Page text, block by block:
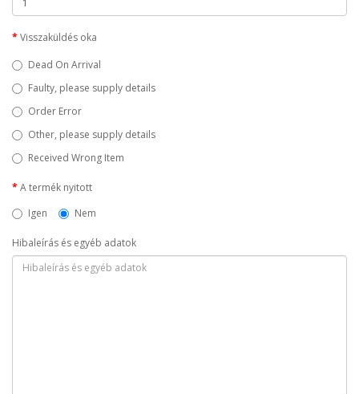
Visszaküldés oka
Dead On Arrival
Faulty, please supply details
Order Error
Other, please supply details
Received Wrong Item
A termék nyitott
Igen
Nem
Hibaleírás és egyéb adatok